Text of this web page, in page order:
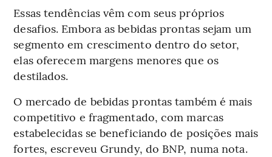
Essas tendências vêm com seus próprios
desafios. Embora as bebidas prontas sejam um
segmento em crescimento dentro do setor,
elas oferecem margens menores que os
destilados.
O mercado de bebidas prontas também é mais
competitivo e fragmentado, com marcas
estabelecidas se beneficiando de posições mais
fortes, escreveu Grundy, do BNP, numa nota.